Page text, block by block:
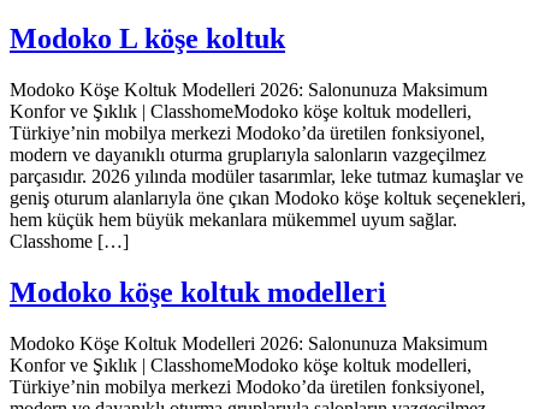
Modoko L köşe koltuk
Modoko Köşe Koltuk Modelleri 2026: Salonunuza Maksimum
Konfor ve Şıklık | ClasshomeModoko köşe koltuk modelleri,
Türkiye’nin mobilya merkezi Modoko’da üretilen fonksiyonel,
modern ve dayanıklı oturma gruplarıyla salonların vazgeçilmez
parçasıdır. 2026 yılında modüler tasarımlar, leke tutmaz kumaşlar ve
geniş oturum alanlarıyla öne çıkan Modoko köşe koltuk seçenekleri,
hem küçük hem büyük mekanlara mükemmel uyum sağlar.
Classhome […]
Modoko köşe koltuk modelleri
Modoko Köşe Koltuk Modelleri 2026: Salonunuza Maksimum
Konfor ve Şıklık | ClasshomeModoko köşe koltuk modelleri,
Türkiye’nin mobilya merkezi Modoko’da üretilen fonksiyonel,